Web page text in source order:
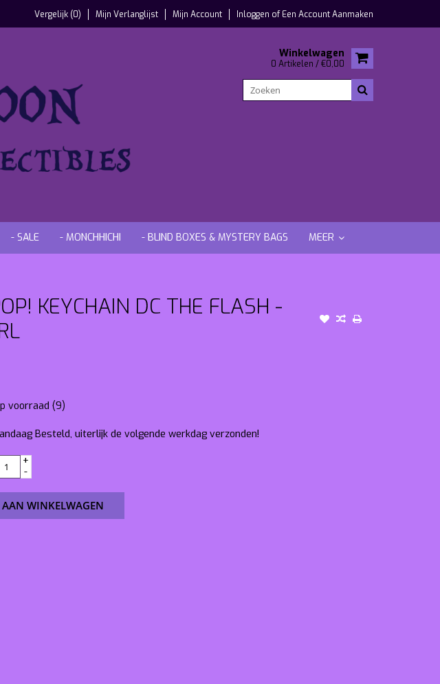
Vergelijk (0) Mijn Verlanglijst Mijn Account Inloggen ofEen Account Aanmaken
Winkelwagen
0 Artikelen / €0,00
- SALE - MONCHHICHI - BLIND BOXES & MYSTERY BAGS MEER
KEYCHAIN DC THE FLASH -
voorraad (9)
Besteld, uiterlijk de volgende werkdag verzonden!
+
-
AAN WINKELWAGEN